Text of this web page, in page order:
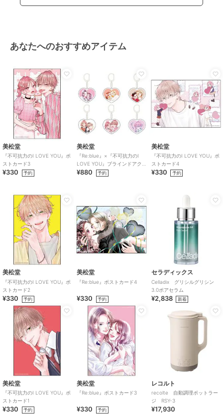
あなたへのおすすめアイテム
美松堂
『不可抗力のI LOVE YOU』ポ
ストカード3
¥330 予約
美松堂
『Re:blue』×『不可抗力のI
LOVE YOU』ブラインドアク
リルキーホルダー（全6種）
¥880 予約
美松堂
『不可抗力のI LOVE YOU』ポ
ストカード4
¥330 予約
美松堂
『不可抗力のI LOVE YOU』ポ
ストカード2
¥330 予約
美松堂
『Re:blue』ポストカード4
¥330 予約
セラディックス
Celladix グリシルグリシン
3.0ポアセラム
¥2,838 新着
美松堂
『不可抗力のI LOVE YOU』ポ
ストカード1
¥330 予約
美松堂
『Re:blue』ポストカード3
¥330 予約
レコルト
recolte 自動調理ポットラー
ジ RSY-3
¥17,930